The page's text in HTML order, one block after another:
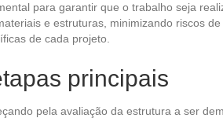
para garantir que o trabalho seja
e estruturas, minimizando riscos
de cada projeto.
principais
pela avaliação da estrutura a ser